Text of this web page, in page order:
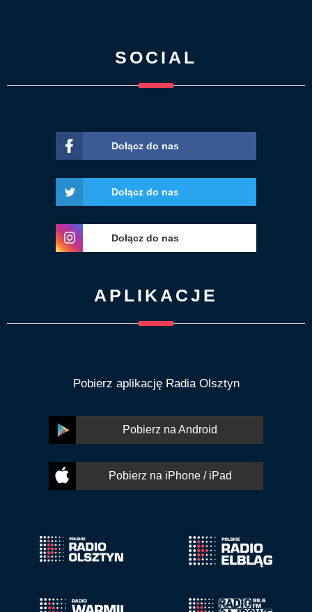
SOCIAL
Dołącz do nas
Dołącz do nas
Dołącz do nas
APLIKACJE
Pobierz aplikację Radia Olsztyn
Pobierz na Android
Pobierz na iPhone / iPad